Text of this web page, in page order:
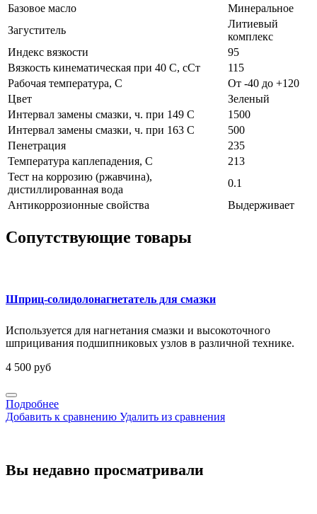
Базовое масло
Минеральное
Загуститель
Литиевый
комплекс
Индекс вязкости
95
Вязкость кинематическая при 40 С, сСт
115
Рабочая температура, С
От -40 до +120
Цвет
Зеленый
Интервал замены смазки, ч. при 149 C
1500
Интервал замены смазки, ч. при 163 C
500
Пенетрация
235
Температура каплепадения, С
213
Тест на коррозию (ржавчина),
дистиллированная вода
0.1
Антикоррозионные свойства
Выдерживает
Сопутствующие товары
Шприц-солидолонагнетатель для смазки
Используется для нагнетания смазки и высокоточного
шприцивания подшипниковых узлов в различной технике.
4 500 руб
Подробнее
Добавить к сравнению Удалить из сравнения
Вы недавно просматривали